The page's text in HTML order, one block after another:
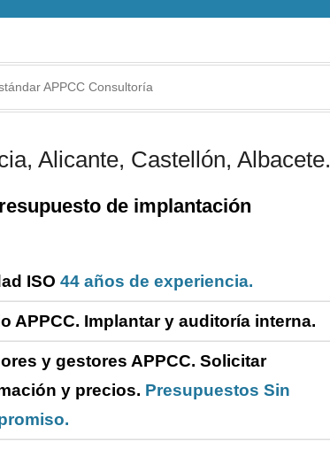
APPCC Consultoría
Alicante, Castellón, Albacete.
de implantación
ISO 44 años de experiencia.
APPCC. Implantar y auditoría interna.
y gestores APPCC. Solicitar
y precios. Presupuestos Sin